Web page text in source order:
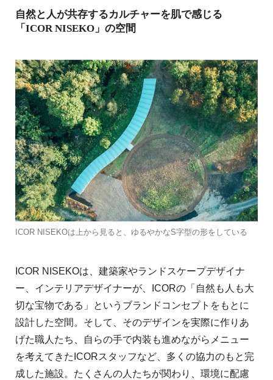
⾃然と⼈が共存するカルチャーを肌で感じる
「ICOR NISEKO」の空間
ICOR NISEKOは上から見ると、ゆるやかなS字型の形をしている
ICOR NISEKOは、建築家やランドスケープデザイナ
ー、インテリアデザイナーが、ICORの「⾃然も⼈も⼤
切な宝物である」というブランドコンセプトをもとに
設計した空間。そして、そのデザインを実際に作りあ
げた職⼈たち、⾃らの⼿で内装も進めながらメニュー
を考えてきたICORスタッフなど、多くの協⼒のもと完
成した施設。たくさんの⼈たちが関わり、環境に配慮